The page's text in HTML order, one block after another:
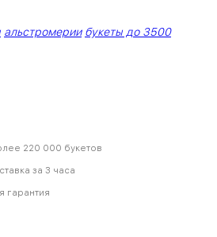
альстромерии букеты до 3500
220 000 букетов
за 3 часа
гарантия